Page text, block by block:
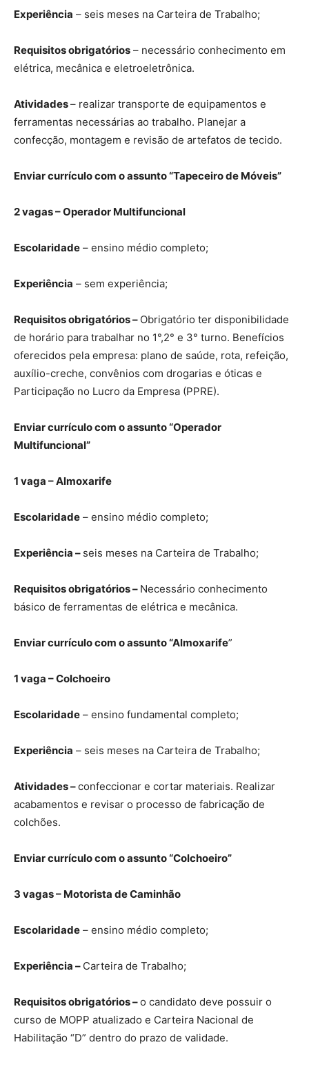
Experiência – seis meses na Carteira de Trabalho;
Requisitos obrigatórios – necessário conhecimento em
elétrica, mecânica e eletroeletrônica.
Atividades– realizar transporte de equipamentos e
ferramentas necessárias ao trabalho. Planejar a
confecção, montagem e revisão de artefatos de tecido.
Enviar currículo com o assunto “Tapeceiro de Móveis”
2 vagas – Operador Multifuncional
Escolaridade – ensino médio completo;
Experiência – sem experiência;
Requisitos obrigatórios – Obrigatório ter disponibilidade
de horário para trabalhar no 1°,2° e 3° turno. Benefícios
oferecidos pela empresa: plano de saúde, rota, refeição,
auxílio-creche, convênios com drogarias e óticas e
Participação no Lucro da Empresa (PPRE).
Enviar currículo com o assunto “Operador
Multifuncional”
1 vaga – Almoxarife
Escolaridade – ensino médio completo;
Experiência – seis meses na Carteira de Trabalho;
Requisitos obrigatórios – Necessário conhecimento
básico de ferramentas de elétrica e mecânica.
Enviar currículo com o assunto “Almoxarife”
1 vaga – Colchoeiro
Escolaridade – ensino fundamental completo;
Experiência – seis meses na Carteira de Trabalho;
Atividades –confeccionar e cortar materiais. Realizar
acabamentos e revisar o processo de fabricação de
colchões.
Enviar currículo com o assunto “Colchoeiro”
3 vagas – Motorista de Caminhão
Escolaridade – ensino médio completo;
Experiência – Carteira de Trabalho;
Requisitos obrigatórios –o candidato deve possuir o
curso de MOPP atualizado e Carteira Nacional de
Habilitação “D” dentro do prazo de validade.